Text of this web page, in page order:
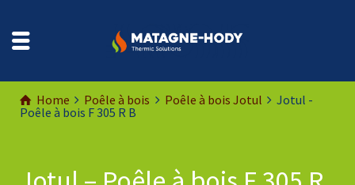
Home Poêle à bois Poêle à bois Jotul
Jotul -
Poêle à bois F 305 R B